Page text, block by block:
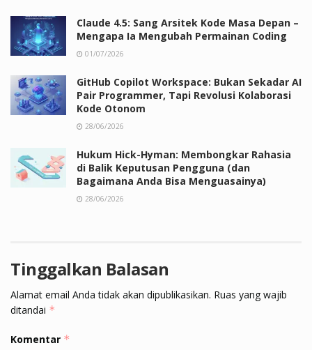
Claude 4.5: Sang Arsitek Kode Masa Depan –
Mengapa Ia Mengubah Permainan Coding
01/07/2026
GitHub Copilot Workspace: Bukan Sekadar AI
Pair Programmer, Tapi Revolusi Kolaborasi
Kode Otonom
28/06/2026
Hukum Hick-Hyman: Membongkar Rahasia
di Balik Keputusan Pengguna (dan
Bagaimana Anda Bisa Menguasainya)
28/06/2026
Tinggalkan Balasan
Alamat email Anda tidak akan dipublikasikan. Ruas yang wajib
ditandai *
Komentar *